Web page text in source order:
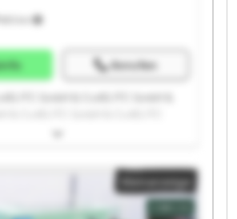
Anrufen
ITC GmbH & Co.KG ITC GmbH & Co.KG
& Co.KG ITC GmbH & Co.KG ITC
ITC GmbH & Co.KG ITC GmbH & Co.KG
ITC GmbH & Co.KG ITC GmbH &
& Co.KG
Kleinanzeige